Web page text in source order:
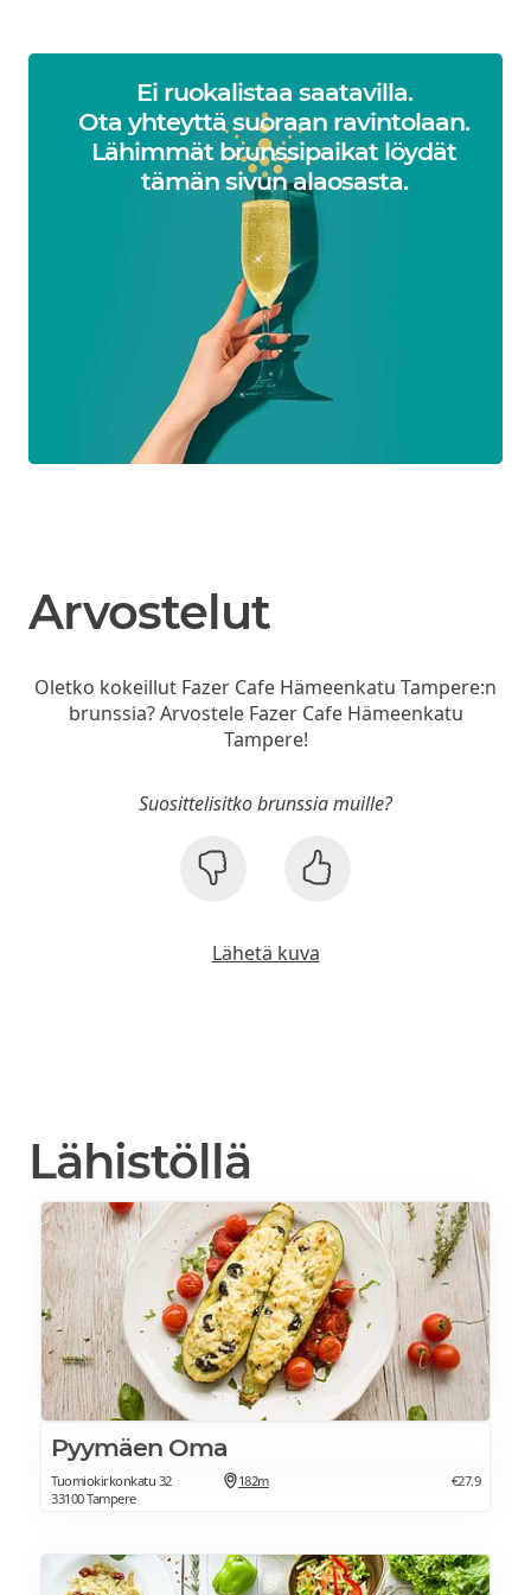
Ei ruokalistaa saatavilla.
Ota yhteyttä suoraan ravintolaan.
Lähimmät brunssipaikat löydät
tämän sivun alaosasta.
Arvostelut
Oletko kokeillut Fazer Cafe Hämeenkatu Tampere:n
brunssia? Arvostele Fazer Cafe Hämeenkatu
Tampere!
Suosittelisitko brunssia muille?
Lähetä kuva
Lähistöllä
Pyymäen Oma
Tuomiokirkonkatu 32
33100 Tampere
182m €27.9